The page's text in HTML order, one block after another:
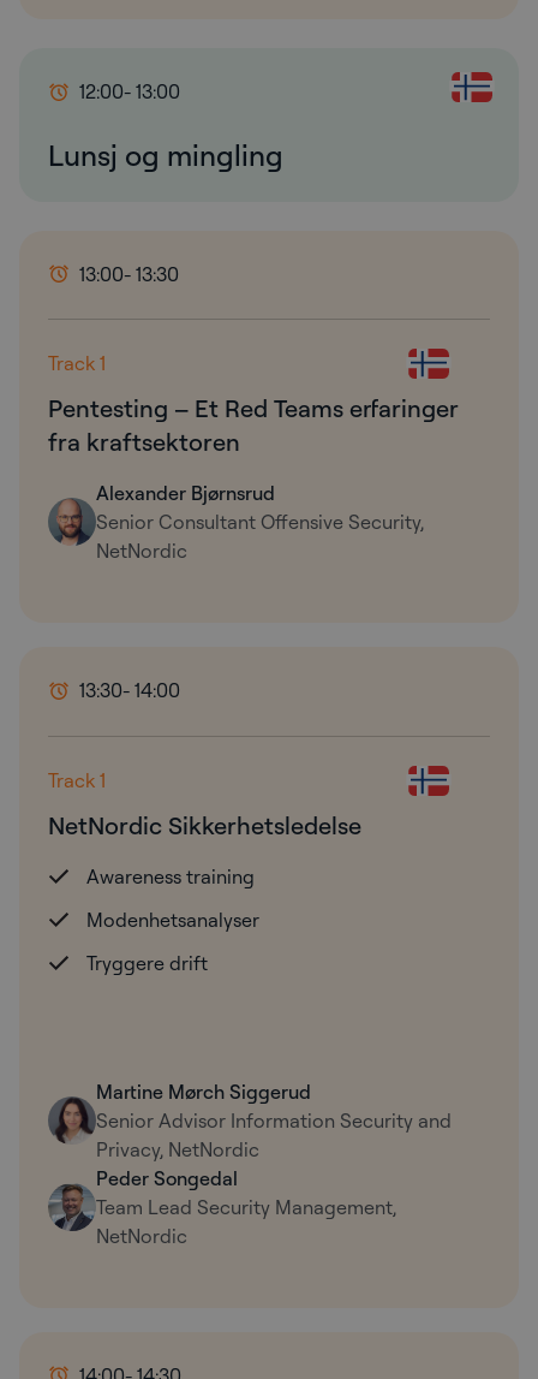
12:00- 13:00
Lunsj og mingling
13:00- 13:30
Track 1
Pentesting – Et Red Teams erfaringer
fra kraftsektoren
Alexander Bjørnsrud
Senior Consultant Offensive Security,
NetNordic
13:30- 14:00
Track 1
NetNordic Sikkerhetsledelse
Awareness training
Modenhetsanalyser
Tryggere drift
Martine Mørch Siggerud
Senior Advisor Information Security and
Privacy, NetNordic
Peder Songedal
Team Lead Security Management,
NetNordic